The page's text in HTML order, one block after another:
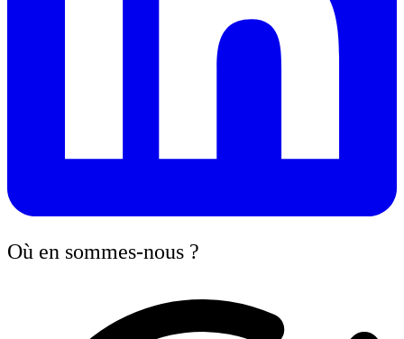
Où en sommes-nous ?